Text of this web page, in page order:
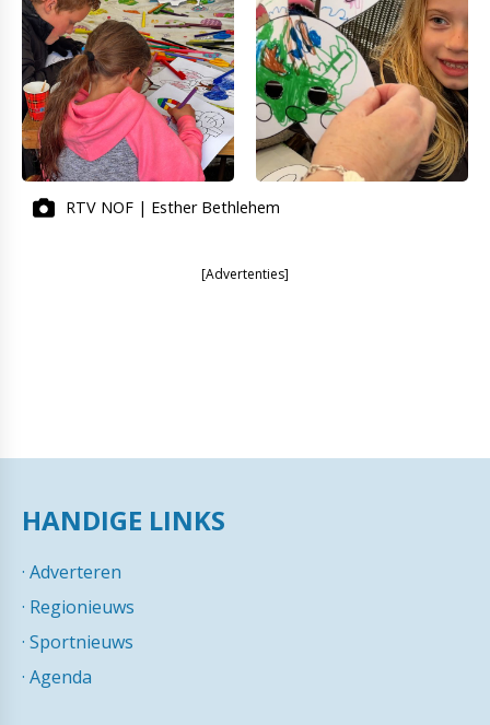
RTV NOF | Esther Bethlehem
[Advertenties]
HANDIGE LINKS
· Adverteren
· Regionieuws
· Sportnieuws
· Agenda